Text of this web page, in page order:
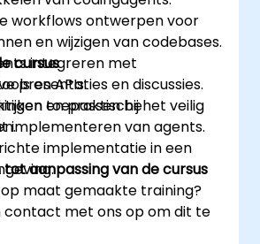
workflows ontwerpen voor
en wijzigen van codebases.
integreren met
en APIs.
toepassen bij het veilig
implementeren van agents.
cursus
presentaties en discussies.
en praktische
implementatie in een
tot aanpassing van de cursus
maat gemaakte training?
contact met ons op om dit te